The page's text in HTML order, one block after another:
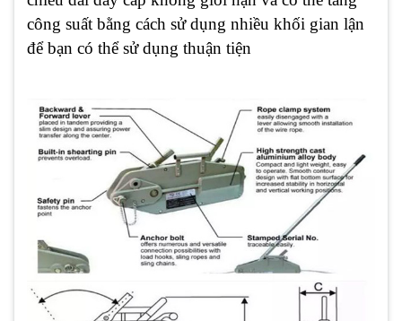
công suất bằng cách sử dụng nhiều khối gian lận
để bạn có thể sử dụng thuận tiện